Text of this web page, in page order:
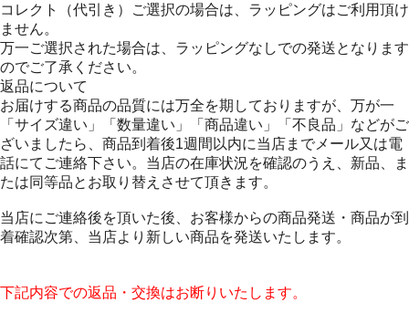
コレクト（代引き）ご選択の場合は、ラッピングはご利用頂け
ません。
万一ご選択された場合は、ラッピングなしでの発送となります
のでご了承ください。
返品について
お届けする商品の品質には万全を期しておりますが、万が一
「サイズ違い」「数量違い」「商品違い」「不良品」などがご
ざいましたら、商品到着後1週間以内に当店までメール又は電
話にてご連絡下さい。当店の在庫状況を確認のうえ、新品、ま
たは同等品とお取り替えさせて頂きます。
当店にご連絡後を頂いた後、お客様からの商品発送・商品が到
着確認次第、当店より新しい商品を発送いたします。
下記内容での返品・交換はお断りいたします。